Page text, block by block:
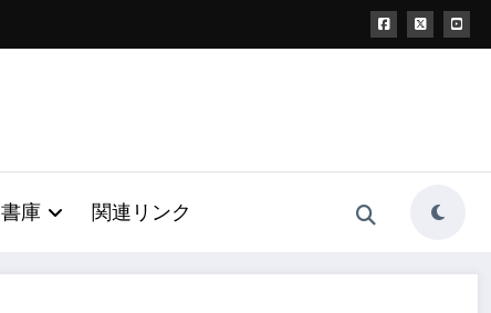
書庫 関連リンク